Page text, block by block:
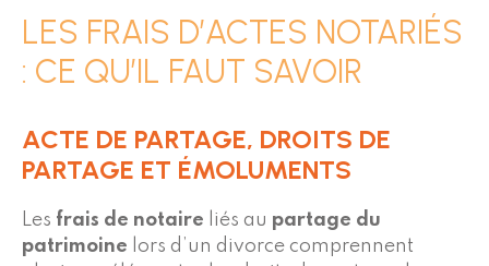
LES FRAIS D’ACTES NOTARIÉS
: CE QU’IL FAUT SAVOIR
ACTE DE PARTAGE, DROITS DE
PARTAGE ET ÉMOLUMENTS
Les frais de notaire liés au partage du
patrimoine lors d’un divorce comprennent